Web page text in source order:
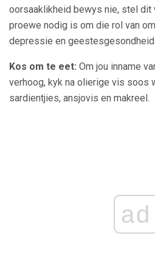
oorsaaklikheid bewys nie, stel
proewe nodig is om die rol van
depressie en
Kos om te eet: Om jou inname
verhoog, kyk na olierige vis soos
sardientjies, ansjovis en makreel.
ad